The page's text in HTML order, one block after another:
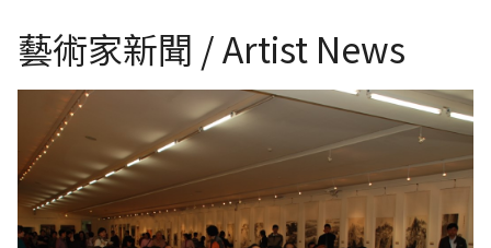
藝術家新聞 / Artist News
中華兩岸文化藝術基金會-中華兩岸美術學博士生創作交流展